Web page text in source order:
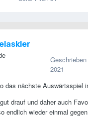
Geschrieben
2021
das nächste Auswärtsspiel
drauf und daher auch
endlich wieder einmal